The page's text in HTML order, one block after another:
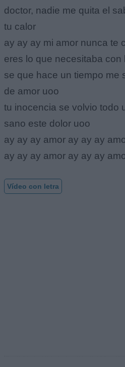
doctor, nadie me quita el
tu calor
ay ay ay mi amor nunca te
eres lo que necesitaba con
se que hace un tiempo me
de amor uoo
tu inocencia se volvio todo
sano este dolor uoo
ay ay ay amor ay ay ay
ay ay ay amor ay ay ay
Vídeo con letra